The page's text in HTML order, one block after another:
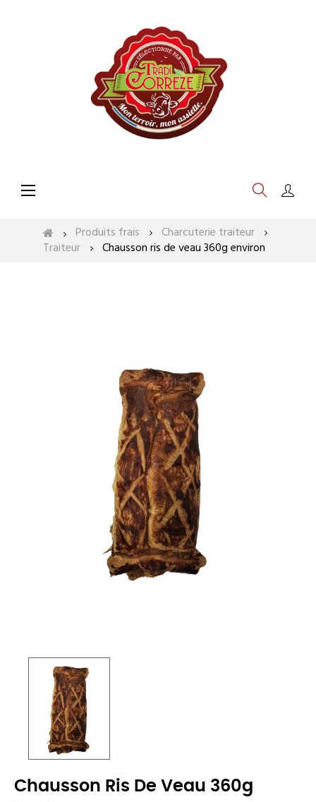
Basculer
la
☰
Produits frais
Charcuterie traiteur
Traiteur
Chausson ris de veau 360g environ
Chausson Ris De Veau 360g